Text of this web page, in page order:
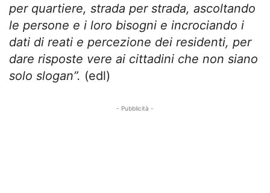
per quartiere, strada per strada, ascoltando
le persone e i loro bisogni e incrociando i
dati di reati e percezione dei residenti, per
dare risposte vere ai cittadini che non siano
solo slogan”. (edl)
- Pubblicità -